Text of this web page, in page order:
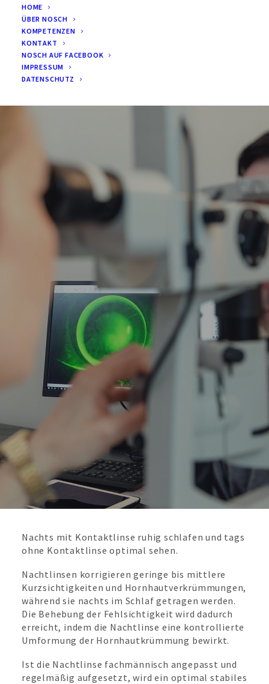
HOME
ÜBER NOSCH
KOMPETENZEN
KONTAKT
NOSCH AUF FACEBOOK
IMPRESSUM
DATENSCHUTZ
Nachts mit Kontaktlinse ruhig schlafen und tags
ohne Kontaktlinse optimal sehen.
Nachtlinsen korrigieren geringe bis mittlere
Kurzsichtigkeiten und Hornhautverkrümmungen,
während sie nachts im Schlaf getragen werden.
Die Behebung der Fehlsichtigkeit wird dadurch
erreicht, indem die Nachtlinse eine kontrollierte
Umformung der Hornhautkrümmung bewirkt.
Ist die Nachtlinse fachmännisch angepasst und
regelmäßig aufgesetzt, wird ein optimal stabiles